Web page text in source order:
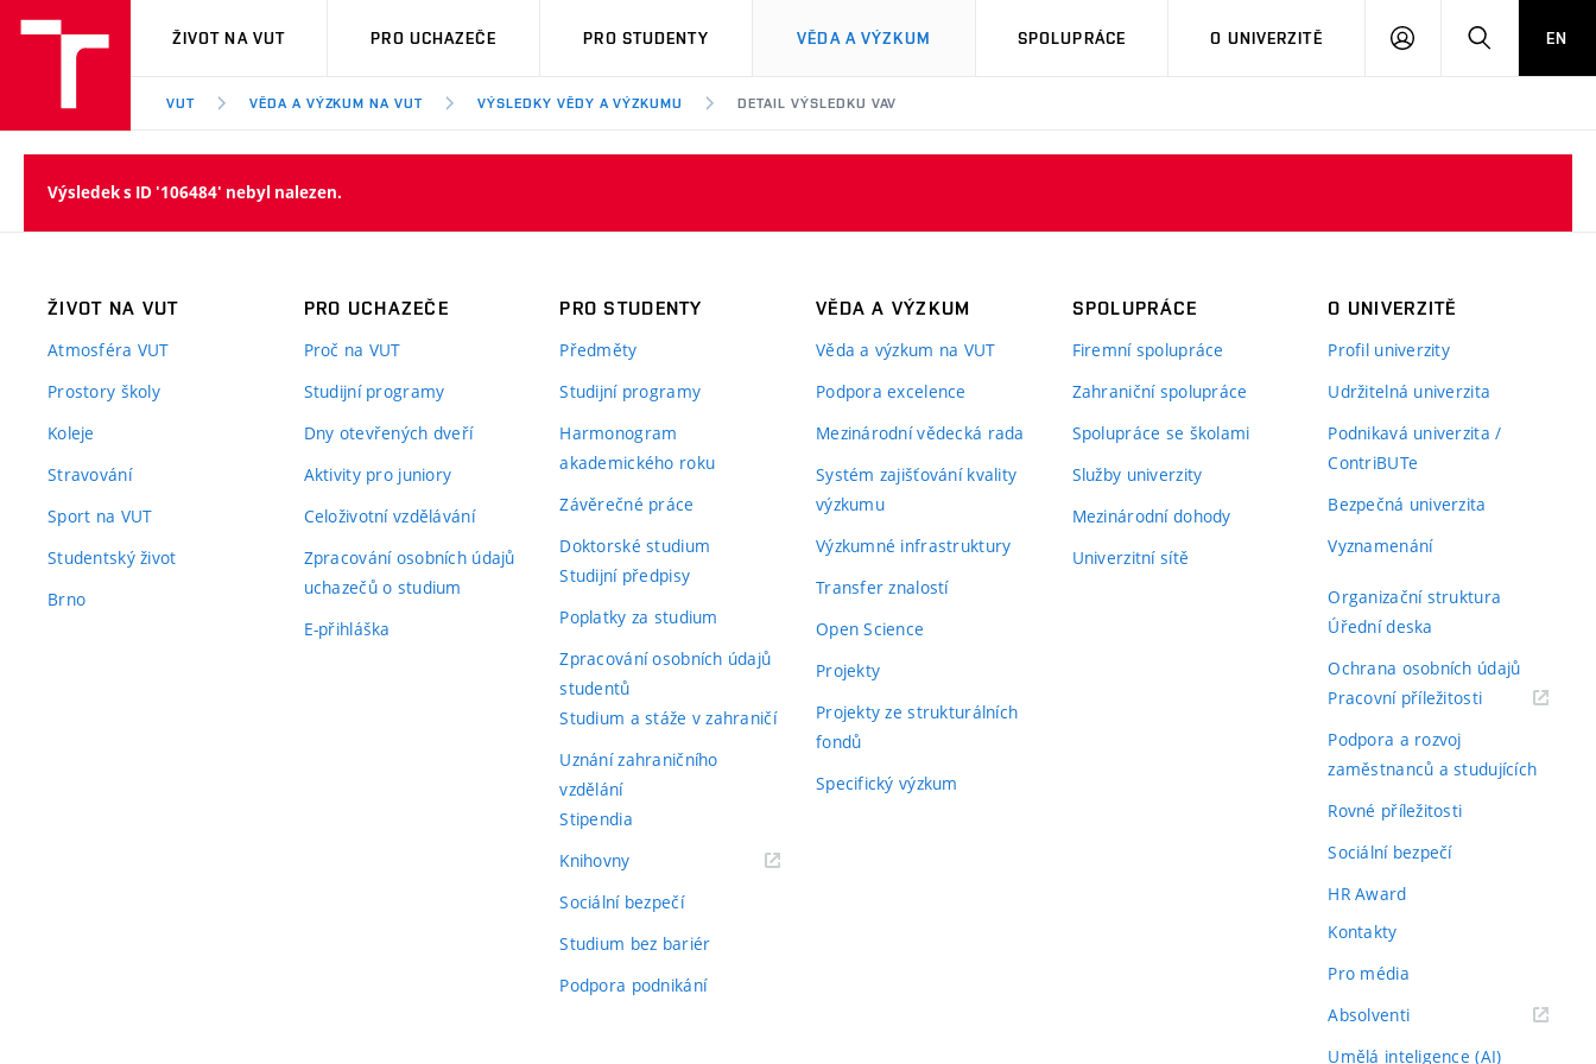
VUT
ŽIVOT NA VUT PRO UCHAZEČE PRO STUDENTY VĚDA A VÝZKUM SPOLUPRÁCE O UNIVERZITĚ
PŘIHLÁSIT HLEDATEN
VUT VĚDA A VÝZKUM NA VUT VÝSLEDKY VĚDY A VÝZKUMU DETAIL VÝSLEDKU VAV
Výsledek s ID '106484' nebyl nalezen.
ŽIVOT NA VUT
Atmosféra VUT
Prostory školy
Koleje
Stravování
Sport na VUT
Studentský život
Brno
PRO UCHAZEČE
Proč na VUT
Studijní programy
Dny otevřených dveří
Aktivity pro juniory
Celoživotní vzdělávání
Zpracování osobních údajů
uchazečů o studium
E-přihláška
PRO STUDENTY
Předměty
Studijní programy
Harmonogram
akademického roku
Závěrečné práce
Doktorské studium
Studijní předpisy
Poplatky za studium
Zpracování osobních údajů
studentů
Studium a stáže v zahraničí
Uznání zahraničního
vzdělání
Stipendia
Knihovny(externí
Sociální bezpečí
Studium bez bariér
Podpora podnikání
VĚDA A VÝZKUM
Věda a výzkum na VUT
Podpora excelence
Mezinárodní vědecká rada
Systém zajišťování kvality
výzkumu
Výzkumné infrastruktury
Transfer znalostí
Open Science
Projekty
Projekty ze strukturálních
fondů
Specifický výzkum
SPOLUPRÁCE
Firemní spolupráce
Zahraniční spolupráce
Spolupráce se školami
Služby univerzity
Mezinárodní dohody
Univerzitní sítě
O UNIVERZITĚ
Profil univerzity
Udržitelná univerzita
Podnikavá univerzita /
ContriBUTe
Bezpečná univerzita
Vyznamenání
Organizační struktura
Úřední deska
Ochrana osobních údajů
Pracovní příležitosti(externí
Podpora a rozvoj
zaměstnanců a studujících
Rovné příležitosti
Sociální bezpečí
HR Award
Kontakty
Pro média
Absolventi(externí
Umělá inteligence (AI)